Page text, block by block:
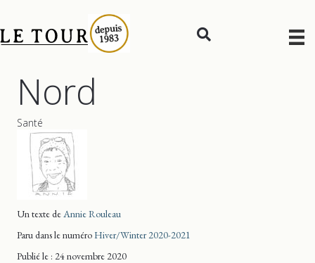
Nord
Santé
Un texte deAnnie Rouleau
Paru dans le numéroHiver/Winter 2020-2021
Publié le : 24 novembre 2020